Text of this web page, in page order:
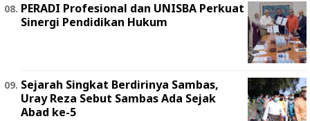
PERADI Profesional dan UNISBA Perkuat
Sinergi Pendidikan Hukum
Sejarah Singkat Berdirinya Sambas,
Uray Reza Sebut Sambas Ada Sejak
Abad ke-5